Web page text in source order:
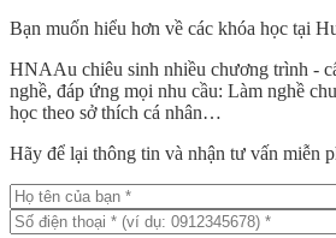
Bạn muốn hiểu hơn về các khóa học tại
HNAAu chiêu sinh nhiều chương trình -
nghề, đáp ứng mọi nhu cầu: Làm nghề
học theo sở thích cá nhân…
Hãy để lại thông tin và nhận tư vấn miễn